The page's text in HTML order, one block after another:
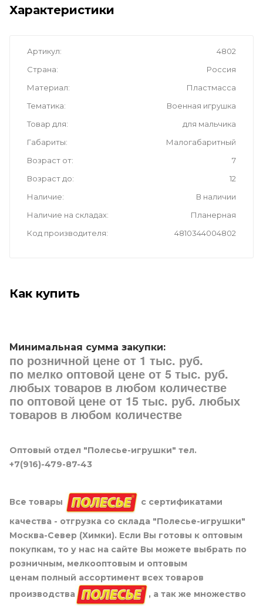
Характеристики
Артикул
4802
Страна
Россия
Материал
Пластмасса
Тематика
Военная игрушка
Товар для
для мальчика
Габариты
Малогабаритный
Возраст от
7
Возраст до
12
Наличие
В наличии
Наличие на складах
Планерная
Код производителя
4810344004802
Как купить
Минимальная сумма закупки:
по розничной цене от 1 тыс. руб.
по мелко оптовой цене от 5 тыс. руб.
любых товаров в любом количестве
по оптовой цене от 15 тыс. руб. любых
товаров в любом количестве
Оптовый отдел "Полесье-игрушки" тел.
+7(916)-479-87-43
Все товары
с сертификатами
качества - отгрузка со склада "Полесье-игрушки"
Москва-Север (Химки). Если Вы готовы к оптовым
покупкам, то у нас на сайте Вы можете выбрать по
розничным, мелкооптовым и оптовым
ценам полный ассортимент всех товаров
производства
, а так же множество